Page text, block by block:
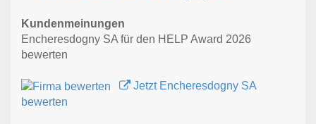
Kundenmeinungen
Encheresdogny SA für den HELP Award 2026
bewerten
Jetzt Encheresdogny SA
bewerten